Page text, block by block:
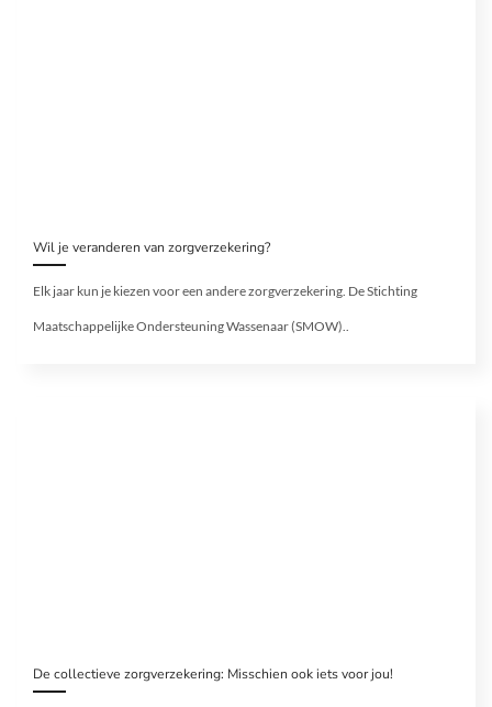
Wil je veranderen van zorgverzekering?
Elk jaar kun je kiezen voor een andere zorgverzekering. De Stichting
Maatschappelijke Ondersteuning Wassenaar (SMOW)..
De collectieve zorgverzekering: Misschien ook iets voor jou!